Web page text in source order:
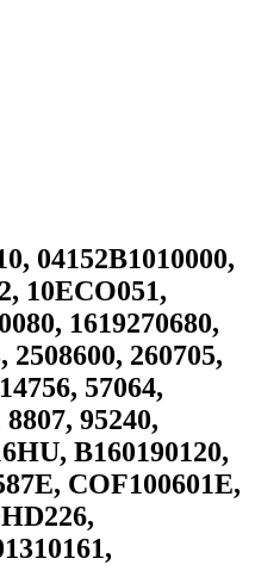
04152B1010000,
10ECO051,
1619270680,
2508600, 260705,
57064,
95240,
B160190120,
COF100601E,